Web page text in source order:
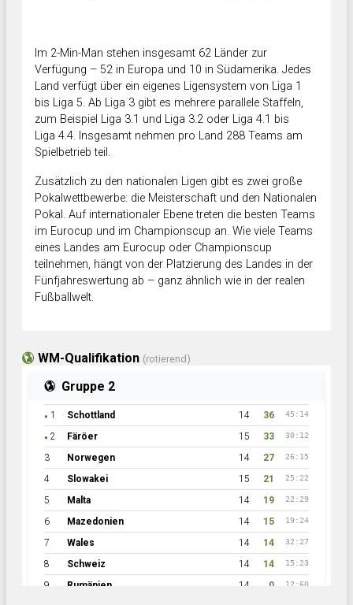
Im 2-Min-Man stehen insgesamt 62 Länder zur
Verfügung – 52 in Europa und 10 in Südamerika. Jedes
Land verfügt über ein eigenes Ligensystem von Liga 1
bis Liga 5. Ab Liga 3 gibt es mehrere parallele Staffeln,
zum Beispiel Liga 3.1 und Liga 3.2 oder Liga 4.1 bis
Liga 4.4. Insgesamt nehmen pro Land 288 Teams am
Spielbetrieb teil.
Zusätzlich zu den nationalen Ligen gibt es zwei große
Pokalwettbewerbe: die Meisterschaft und den Nationalen
Pokal. Auf internationaler Ebene treten die besten Teams
im Eurocup und im Championscup an. Wie viele Teams
eines Landes am Eurocup oder Championscup
teilnehmen, hängt von der Platzierung des Landes in der
Fünfjahreswertung ab – ganz ähnlich wie in der realen
Fußballwelt.
WM-Qualifikation (rotierend)
Gruppe 2
● 1 Schottland 14 36 45:14
● 2 Färöer 15 33 30:12
3 Norwegen 14 27 26:15
4 Slowakei 15 21 25:22
5 Malta 14 19 22:29
6 Mazedonien 14 15 19:24
7 Wales 14 14 32:27
8 Schweiz 14 14 15:23
9 Rumänien 14 0 12:60